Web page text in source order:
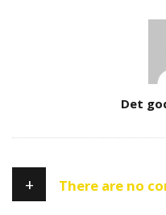
Det
+ There are no